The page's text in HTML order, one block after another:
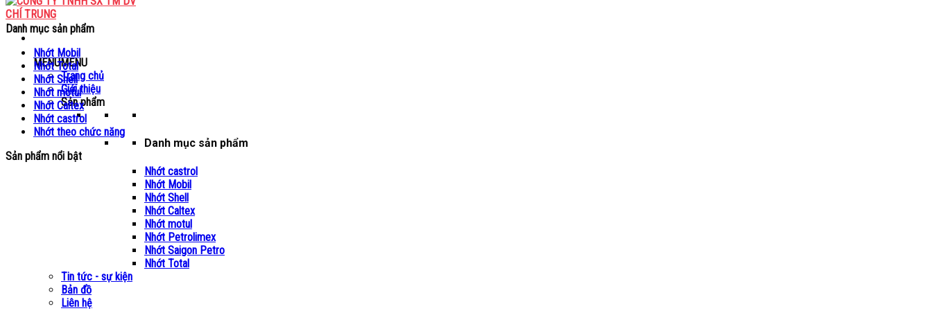
MENUMENU
Trang chủ
Giới thiệu
Sản phẩm
Danh mục sản phẩm
Nhớt castrol
Nhớt Mobil
Nhớt Shell
Nhớt Caltex
Nhớt motul
Nhớt Petrolimex
Nhớt Saigon Petro
Nhớt Total
Tin tức - sự kiện
Bản đồ
Liên hệ
Danh mục sản phẩm
Nhớt Mobil
Nhớt Total
Nhớt Shell
Nhớt motul
Nhớt Caltex
Nhớt castrol
Nhớt theo chức năng
Sản phẩm nổi bật